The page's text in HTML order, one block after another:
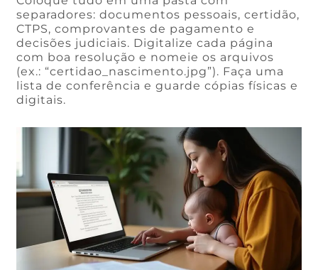
separadores: documentos pessoais, certidão,
CTPS, comprovantes de pagamento e
decisões judiciais. Digitalize cada página
com boa resolução e nomeie os arquivos
(ex.: “certidao_nascimento.jpg”). Faça uma
lista de conferência e guarde cópias físicas e
digitais.